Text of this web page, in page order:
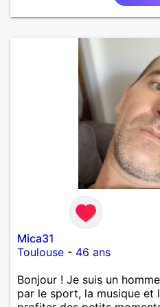
Mica31
Toulouse - 46 ans
Bonjour ! Je suis un
par le sport, la musique et